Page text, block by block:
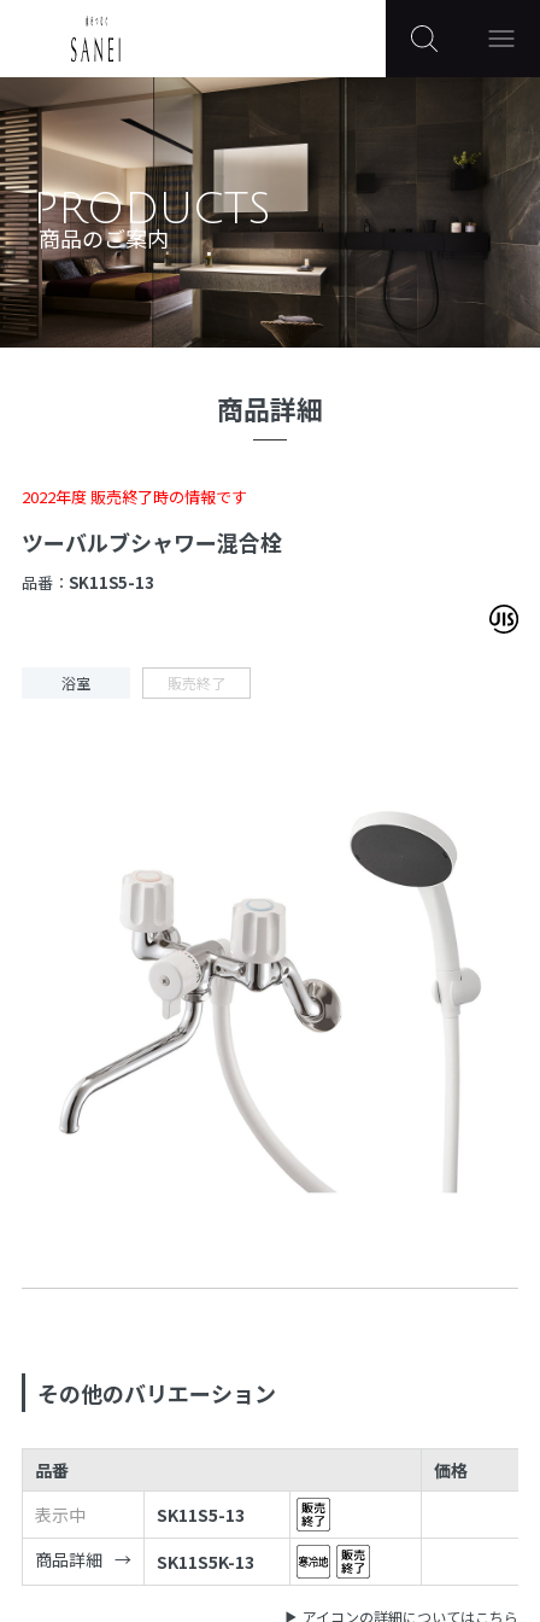
PRODUCTS
商品のご案内
商品詳細
2022年度 販売終了時の情報です
ツーバルブシャワー混合栓
品番： SK11S5-13
浴室 販売終了
その他のバリエーション
品番
価格
表示中
SK11S5-13
商品詳細
SK11S5K-13
アイコンの詳細についてはこちら